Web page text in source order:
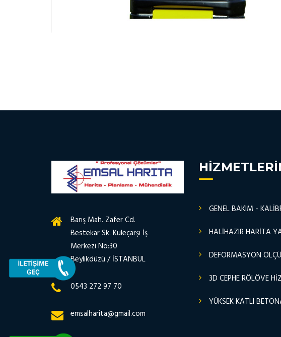
Barış Mah. Zafer Cd.
Bestekar Sk. Kuleçarşı İş
Merkezi No:30
Beylikdüzü / İSTANBUL
0543 272 97 70
emsalharita@gmail.com
GENEL BAKIM -
HALİHAZIR HARİTA
DEFORMASYON
3D CEPHE RÖLÖVE
YÜKSEK KATLI